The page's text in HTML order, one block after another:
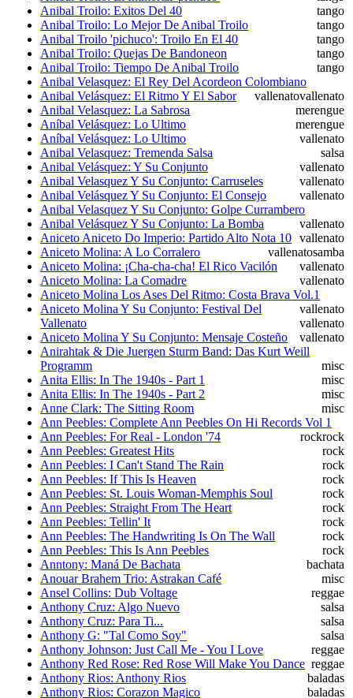
Anibal Troilo: Exitos Del 40
tango
Anibal Troilo: Lo Mejor De Anibal Troilo
tango
Anibal Troilo 'pichuco': Troilo En El 40
tango
Anibal Troilo: Quejas De Bandoneon
tango
Anibal Troilo: Tiempo De Anibal Troilo
tango
Anibal Velasquez: El Rey Del Acordeon Colombiano
vallenato
Anibal Velásquez: El Ritmo Y El Sabor
vallenato
Anibal Velasquez: La Sabrosa
merengue
Aníbal Velásquez: Lo Ultimo
merengue
Aníbal Velásquez: Lo Ultimo
vallenato
Anibal Velasquez: Tremenda Salsa
salsa
Anibal Velásquez: Y Su Conjunto
vallenato
Anibal Velasquez Y Su Conjunto: Carruseles
vallenato
Anibal Velásquez Y Su Conjunto: El Consejo
vallenato
Anibal Velasquez Y Su Conjunto: Golpe Currambero
vallenato
Anibal Velásquez Y Su Conjunto: La Bomba
vallenato
Aniceto Aniceto Do Imperio: Partido Alto Nota 10
samba
Aniceto Molina: A Lo Corralero
vallenato
Aniceto Molina: ¡Cha-cha-cha! El Rico Vacilón
vallenato
Aniceto Molina: La Comadre
vallenato
Aniceto Molina Los Ases Del Ritmo: Costa Brava Vol.1
vallenato
Aniceto Molina Y Su Conjunto: Festival Del
Vallenato
vallenato
Aniceto Molina Y Su Conjunto: Mensaje Costeño
vallenato
Anirahtak & Die Juergen Sturm Band: Das Kurt Weill
Programm
misc
Anita Ellis: In The 1940s - Part 1
misc
Anita Ellis: In The 1940s - Part 2
misc
Anne Clark: The Sitting Room
misc
Ann Peebles: Complete Ann Peebles On Hi Records Vol 1
rock
Ann Peebles: For Real - London '74
rock
Ann Peebles: Greatest Hits
rock
Ann Peebles: I Can't Stand The Rain
rock
Ann Peebles: If This Is Heaven
rock
Ann Peebles: St. Louis Woman-Memphis Soul
rock
Ann Peebles: Straight From The Heart
rock
Ann Peebles: Tellin' It
rock
Ann Peebles: The Handwriting Is On The Wall
rock
Ann Peebles: This Is Ann Peebles
rock
Anntony: Maná De Bachata
bachata
Anouar Brahem Trio: Astrakan Café
misc
Ansel Collins: Dub Voltage
reggae
Anthony Cruz: Algo Nuevo
salsa
Anthony Cruz: Para Ti...
salsa
Anthony G: "Tal Como Soy"
salsa
Anthony Johnson: Just Call Me - You I Love
reggae
Anthony Red Rose: Red Rose Will Make You Dance reggae
Anthony Rios: Anthony Rios
baladas
Anthony Rios: Corazon Magico
baladas